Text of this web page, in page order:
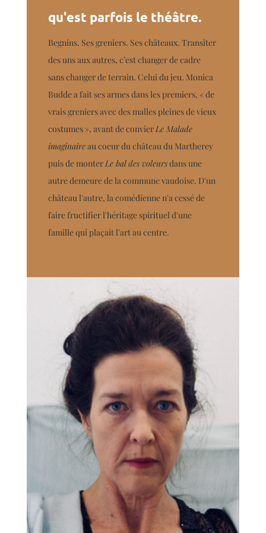
qu'est parfois le théâtre.
Begnins. Ses greniers. Ses châteaux. Transiter
des uns aux autres, c’est changer de cadre
sans changer de terrain. Celui du jeu. Monica
Budde a fait ses armes dans les premiers, « de
vrais greniers avec des malles pleines de vieux
costumes », avant de convierLe Malade
imaginaireau coeur du château du Martherey
puis de monterLe bal des voleursdans une
autre demeure de la commune vaudoise. D'un
château l'autre, la comédienne n'a cessé de
faire fructifier l'héritage spirituel d'une
famille qui plaçait l'art au centre.